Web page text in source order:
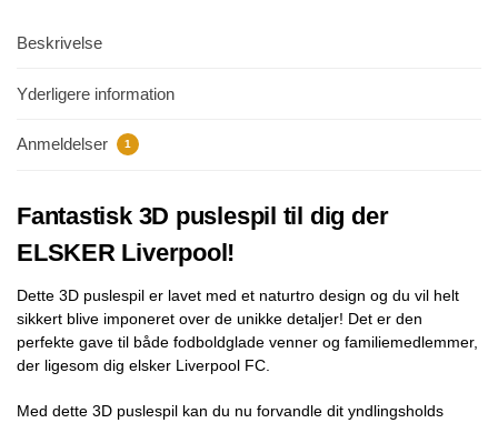
Beskrivelse
Yderligere information
Anmeldelser 1
Fantastisk 3D puslespil til dig der
ELSKER Liverpool!
Dette 3D puslespil er lavet med et naturtro design og du vil helt
sikkert blive imponeret over de unikke detaljer! Det er den
perfekte gave til både fodboldglade venner og familiemedlemmer,
der ligesom dig elsker Liverpool FC.
Med dette 3D puslespil kan du nu forvandle dit yndlingsholds